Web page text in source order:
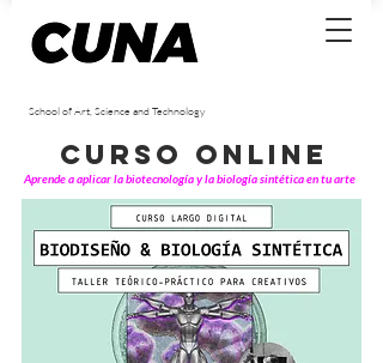
School of Art, Science and Technology
curso online
Aprende a aplicar la biotecnología y la biología sintética en tu arte